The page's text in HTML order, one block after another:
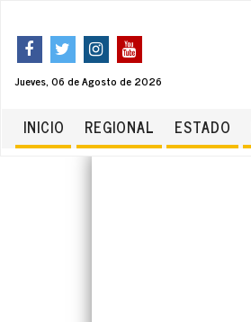
Jueves, 06 de Agosto de 2026
INICIO REGIONAL ESTADO